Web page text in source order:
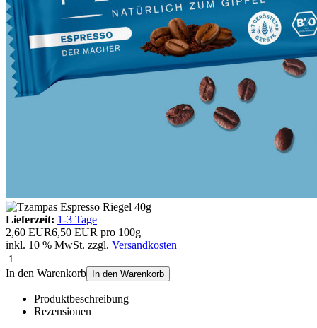
Lieferzeit: 1-3 Tage
2,60 EUR6,50 EUR pro 100g
inkl. 10 % MwSt. zzgl. Versandkosten
In den Warenkorb In den Warenkorb
Produktbeschreibung
Rezensionen